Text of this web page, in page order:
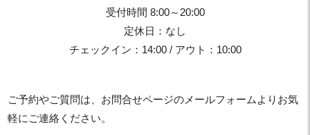
受付時間 8:00～20:00
定休日：なし
チェックイン：14:00 / アウト：10:00
ご予約やご質問は、お問合せページのメールフォームよりお気
軽にご連絡ください。